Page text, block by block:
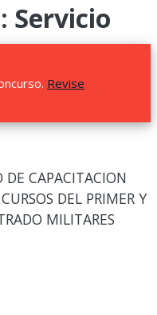
Servicio
Revise
DE CAPACITACION
DEL PRIMER Y
MILITARES